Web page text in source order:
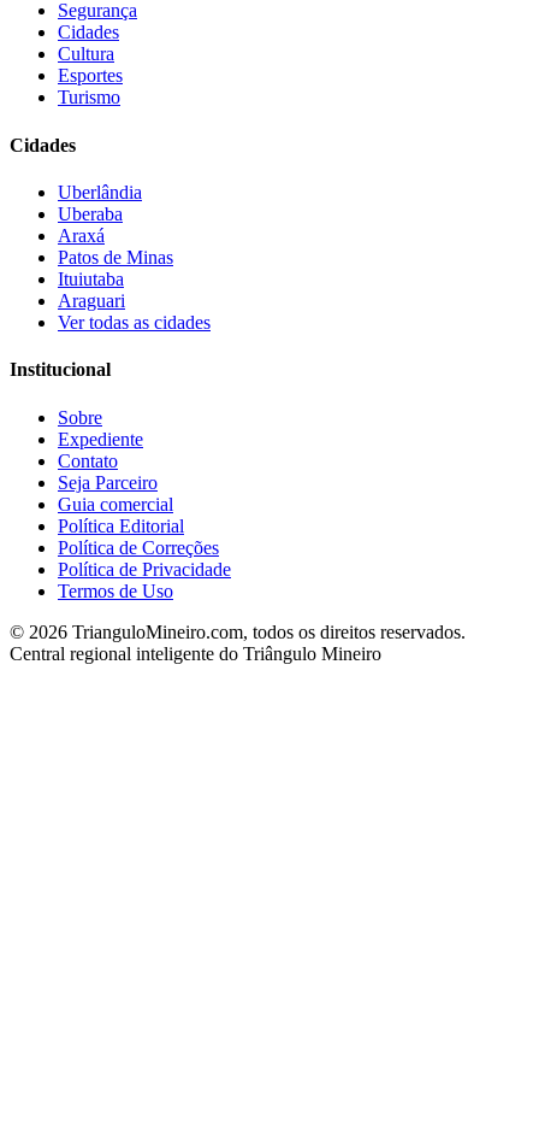
Segurança
Cidades
Cultura
Esportes
Turismo
Cidades
Uberlândia
Uberaba
Araxá
Patos de Minas
Ituiutaba
Araguari
Ver todas as cidades
Institucional
Sobre
Expediente
Contato
Seja Parceiro
Guia comercial
Política Editorial
Política de Correções
Política de Privacidade
Termos de Uso
© 2026 TrianguloMineiro.com, todos os direitos reservados.
Central regional inteligente do Triângulo Mineiro